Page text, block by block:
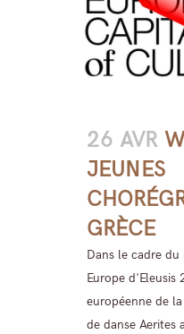
26 AVR
JEUNES
GRÈCE
Dans le cadre
Europe d'Eleusis
européenne de
de danse Aerites